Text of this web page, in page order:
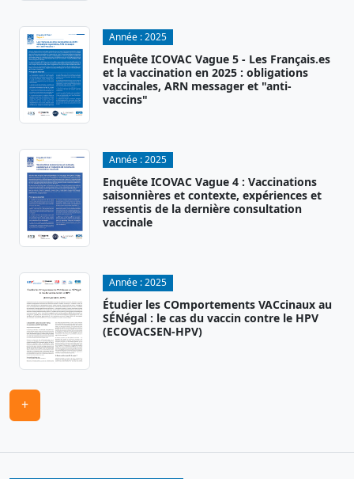
Année :2025
Enquête ICOVAC Vague 5 - Les Français.es
et la vaccination en 2025 : obligations
vaccinales, ARN messager et "anti-
vaccins"
Année :2025
Enquête ICOVAC Vague 4 : Vaccinations
saisonnières et contexte, expériences et
ressentis de la dernière consultation
vaccinale
Année :2025
Étudier les COmportements VACcinaux au
SÉNégal : le cas du vaccin contre le HPV
(ECOVACSEN-HPV)
+